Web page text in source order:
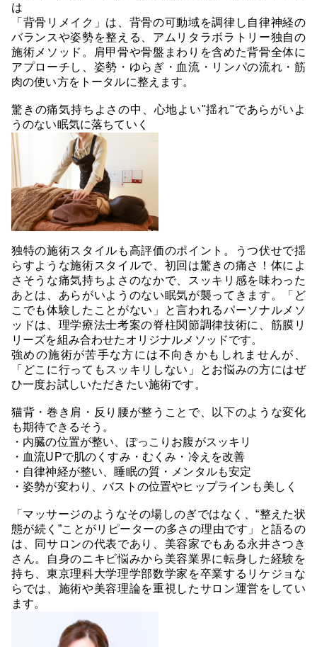
は
「背骨リメイク」は、背骨の可動域を調律し自律神経の
バランスや姿勢を整える、アムリタラボラトリー独自の
施術メソッド。肩甲骨や骨盤まわりを含めた背骨全体に
アプローチし、姿勢・ゆらぎ・血流・リンパの流れ・筋
肉の使い方をトータルに整えます。
驚きの痛気持ちよさの中、心地よい"揺れ"であらがいよ
うのない眠気に落ちていく
独特の施術スタイルも高評価のポイント。うつ伏せで揺
らすような施術スタイルで、初回は驚きの痛さ！体によ
さそうな痛気持ちよさのなかで、スッキリ感を味わった
あとは、あらがいようのない眠気が襲ってきます。「ど
こでも体験したことがない」と言われるパーソナルメソ
ッドは、理学療法士考案の脊柱関節調律技術に、筋膜リ
リーズを組み合わせたオリジナルメソッドです。
強めの施術が苦手な方には不向きかもしれませんが、
「どこに行ってもスッキリしない」とお悩みの方にはぜ
ひ一度お試しいただきたい施術です。
猫背・巻き肩・反り腰が整うことで、以下のような変化
も期待できるそう。
・内臓の位置が整い、ぽっこりお腹がスッキリ
・血流UPで肌のくすみ・むくみ・冷えを改善
・自律神経が整い、睡眠の質・メンタルも安定
・姿勢が変わり、バストの位置やヒップラインも美しく
「マッサージのようなその場しのぎではなく、“整えた状
態が続く”ことがリピーターの多さの理由です」と語るの
は、同サロンの代表であり、美容家でもある永井さつき
さん。自身のニキビ悩みから美容業界に転身した経験を
持ち、東京理科大学理学部数学家を卒業するリケジョな
らでは、施術や美容理論を重視したサロン運営をしてい
ます。